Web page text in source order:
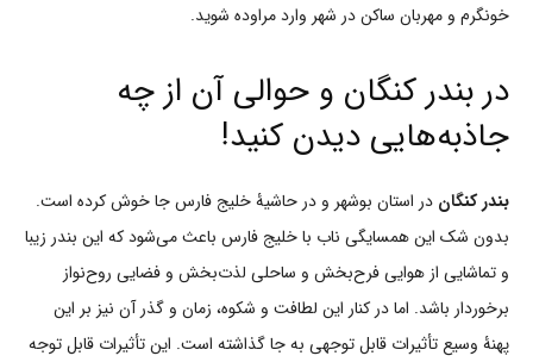
خونگرم و مهربان ساکن در شهر وارد مراوده شوید.
در بندر کنگان و حوالی آن از چه
جاذبه‌هایی دیدن کنید!
بندر کنگان در استان بوشهر و در حاشیۀ خلیج فارس جا خوش کرده است.
بدون شک این همسایگی ناب با خلیج فارس باعث می‌شود که این بندر زیبا
و تماشایی از هوایی فرح‌بخش و ساحلی لذت‌بخش و فضایی روح‌نواز
برخوردار باشد. اما در کنار این لطافت و شکوه، زمان و گذر آن نیز بر این
پهنۀ وسیع تأثیرات قابل توجهی به جا گذاشته است. این تأثیرات قابل توجه